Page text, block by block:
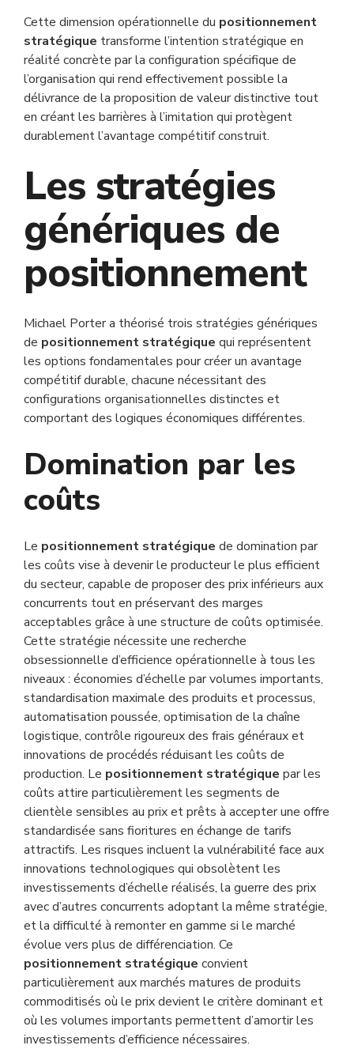
Cette dimension opérationnelle du positionnement
stratégique transforme l’intention stratégique en
réalité concrète par la configuration spécifique de
l’organisation qui rend effectivement possible la
délivrance de la proposition de valeur distinctive tout
en créant les barrières à l’imitation qui protègent
durablement l’avantage compétitif construit.
Les stratégies
génériques de
positionnement
Michael Porter a théorisé trois stratégies génériques
de positionnement stratégique qui représentent
les options fondamentales pour créer un avantage
compétitif durable, chacune nécessitant des
configurations organisationnelles distinctes et
comportant des logiques économiques différentes.
Domination par les
coûts
Le positionnement stratégique de domination par
les coûts vise à devenir le producteur le plus efficient
du secteur, capable de proposer des prix inférieurs aux
concurrents tout en préservant des marges
acceptables grâce à une structure de coûts optimisée.
Cette stratégie nécessite une recherche
obsessionnelle d’efficience opérationnelle à tous les
niveaux : économies d’échelle par volumes importants,
standardisation maximale des produits et processus,
automatisation poussée, optimisation de la chaîne
logistique, contrôle rigoureux des frais généraux et
innovations de procédés réduisant les coûts de
production. Le positionnement stratégique par les
coûts attire particulièrement les segments de
clientèle sensibles au prix et prêts à accepter une offre
standardisée sans fioritures en échange de tarifs
attractifs. Les risques incluent la vulnérabilité face aux
innovations technologiques qui obsolètent les
investissements d’échelle réalisés, la guerre des prix
avec d’autres concurrents adoptant la même stratégie,
et la difficulté à remonter en gamme si le marché
évolue vers plus de différenciation. Ce
positionnement stratégique convient
particulièrement aux marchés matures de produits
commoditisés où le prix devient le critère dominant et
où les volumes importants permettent d’amortir les
investissements d’efficience nécessaires.